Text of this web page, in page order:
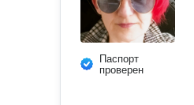
Паспорт
проверен